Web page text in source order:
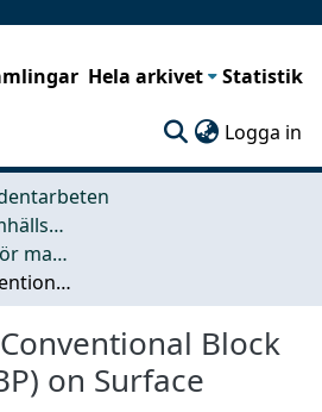
Hela arkivet Statistik
Logga in
Arkitektur och samhällsbyggnadsteknik (ACE)
Examensarbeten för masterexamen
The Effect of Conventional Block Pavement (CBP) on Surface Runoff
Block
on Surface